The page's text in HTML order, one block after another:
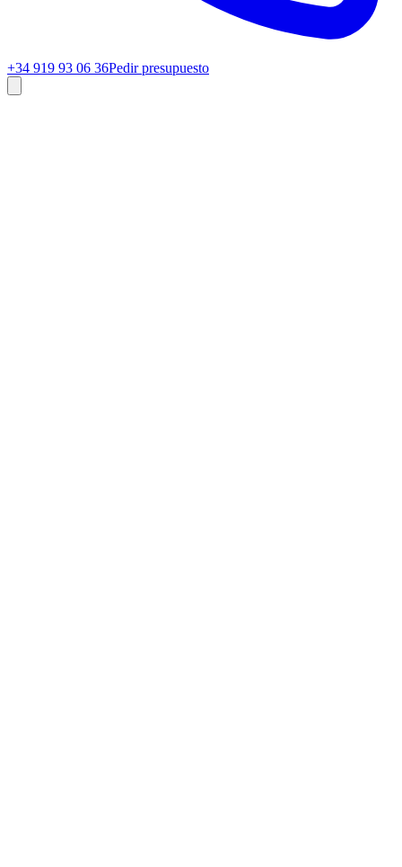
+34 919 93 06 36Pedir presupuesto